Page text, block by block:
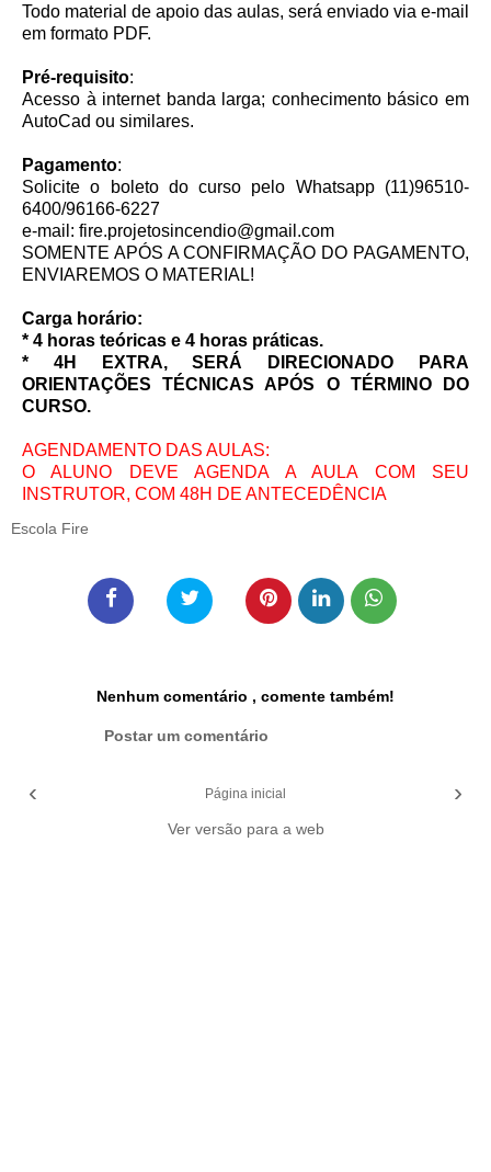
Todo material de apoio das aulas, será enviado via e-mail
em formato PDF.
Pré-requisito:
Acesso à internet banda larga; conhecimento básico em
AutoCad ou similares.
Pagamento:
Solicite o boleto do curso pelo Whatsapp (11)96510-
6400/96166-6227
e-mail: fire.projetosincendio@gmail.com
SOMENTE APÓS A CONFIRMAÇÃO DO PAGAMENTO,
ENVIAREMOS O MATERIAL!
Carga horário:
* 4 horas teóricas e 4 horas práticas.
* 4H EXTRA, SERÁ DIRECIONADO PARA
ORIENTAÇÕES TÉCNICAS APÓS O TÉRMINO DO
CURSO.
AGENDAMENTO DAS AULAS:
O ALUNO DEVE AGENDA A AULA COM SEU
INSTRUTOR, COM 48H DE ANTECEDÊNCIA
Escola Fire
Nenhum comentário , comente também!
Postar um comentário
‹ ›
Página inicial
Ver versão para a web